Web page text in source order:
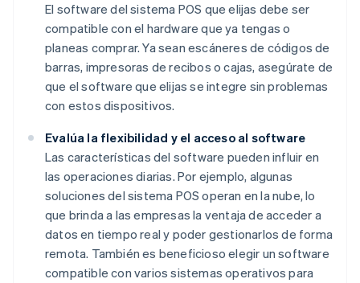
El software del sistema POS que elijas debe ser
compatible con el hardware que ya tengas o
planeas comprar. Ya sean escáneres de códigos de
barras, impresoras de recibos o cajas, asegúrate de
que el software que elijas se integre sin problemas
con estos dispositivos.
Evalúa la flexibilidad y el acceso al software
Las características del software pueden influir en
las operaciones diarias. Por ejemplo, algunas
soluciones del sistema POS operan en la nube, lo
que brinda a las empresas la ventaja de acceder a
datos en tiempo real y poder gestionarlos de forma
remota. También es beneficioso elegir un software
compatible con varios sistemas operativos para